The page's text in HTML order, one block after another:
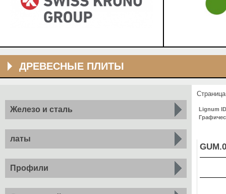
ДРЕВЕСНЫЕ ПЛИТЫ
Железо и сталь
латы
Профили
Lignum